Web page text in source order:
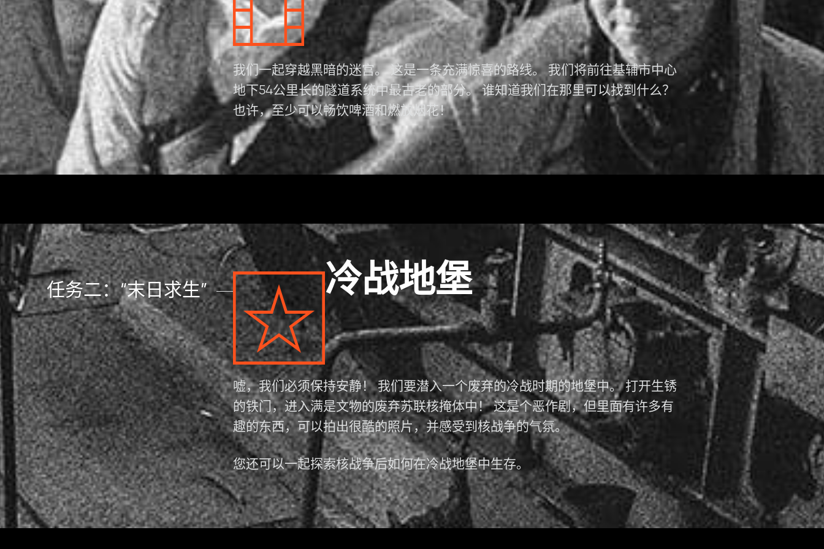
我们一起穿越黑暗的迷宫。 这是一条充满惊喜的路线。 我们将前往基辅市中心
地下54公里长的隧道系统中最古老的部分。 谁知道我们在那里可以找到什么？
也许，至少可以畅饮啤酒和燃放烟花！
任务二：“末日求生” 冷战地堡
嘘，我们必须保持安静！ 我们要潜入一个废弃的冷战时期的地堡中。 打开生锈
的铁门，进入满是文物的废弃苏联核掩体中！ 这是个恶作剧，但里面有许多有
趣的东西，可以拍出很酷的照片，并感受到核战争的气氛。
您还可以一起探索核战争后如何在冷战地堡中生存。